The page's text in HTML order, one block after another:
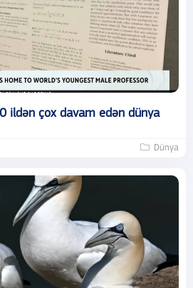
ildən çox davam edən dünya
Dünya